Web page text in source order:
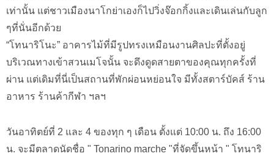
เท่านั้น แต่ชาวเมืองนาโกย่าเองก็ไปวิ่งจ๊อกกิ้งและเดินเล่นกับลูก
ๆที่นั่นอีกด้วย
“โทนาริโนะ” อาคารไม้ที่มีรูปทรงเหมือนงานศิลปะที่ตั้งอยู่
บริเวณทางเข้าสวนเมโจนั้น จะดึงดูดสายตาของคุณทุกครั้งที่
ผ่าน แต่เดิมที่นี่เป็นสถานที่พักผ่อนหย่อนใจ มีทั้งสตาร์บัคส์ ร้าน
อาหาร ร้านค้ากีฬา ฯลฯ
วันอาทิตย์ที่ 2 และ 4 ของทุก ๆ เดือน ตั้งแต่ 10:00 น. ถึง 16:00
น. จะมีตลาดนัดชื่อ " Tonarino marche "ที่จัดขึ้นหน้า " โทนาริ